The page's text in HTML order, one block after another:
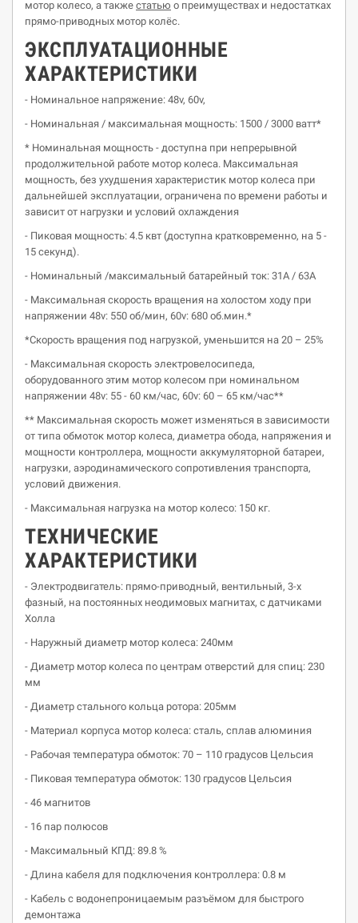
мотор колесо, а также статью о преимуществах и недостатках
прямо-приводных мотор колёс.
ЭКСПЛУАТАЦИОННЫЕ
ХАРАКТЕРИСТИКИ
- Номинальное напряжение: 48v, 60v,
- Номинальная / максимальная мощность: 1500 / 3000 ватт*
* Номинальная мощность - доступна при непрерывной
продолжительной работе мотор колеса. Максимальная
мощность, без ухудшения характеристик мотор колеса при
дальнейшей эксплуатации, ограничена по времени работы и
зависит от нагрузки и условий охлаждения
- Пиковая мощность: 4.5 квт (доступна кратковременно, на 5 -
15 секунд).
- Номинальный /максимальный батарейный ток: 31А / 63А
- Максимальная скорость вращения на холостом ходу при
напряжении 48v: 550 об/мин, 60v: 680 об.мин.*
*Скорость вращения под нагрузкой, уменьшится на 20 – 25%
- Максимальная скорость электровелосипеда,
оборудованного этим мотор колесом при номинальном
напряжении 48v: 55 - 60 км/час, 60v: 60 – 65 км/час**
** Максимальная скорость может изменяться в зависимости
от типа обмоток мотор колеса, диаметра обода, напряжения и
мощности контроллера, мощности аккумуляторной батареи,
нагрузки, аэродинамического сопротивления транспорта,
условий движения.
- Максимальная нагрузка на мотор колесо: 150 кг.
ТЕХНИЧЕСКИЕ
ХАРАКТЕРИСТИКИ
- Электродвигатель: прямо-приводный, вентильный, 3-х
фазный, на постоянных неодимовых магнитах, с датчиками
Холла
- Наружный диаметр мотор колеса: 240мм
- Диаметр мотор колеса по центрам отверстий для спиц: 230
мм
- Диаметр стального кольца ротора: 205мм
- Материал корпуса мотор колеса: сталь, сплав алюминия
- Рабочая температура обмоток: 70 – 110 градусов Цельсия
- Пиковая температура обмоток: 130 градусов Цельсия
- 46 магнитов
- 16 пар полюсов
- Максимальный КПД: 89.8 %
- Длина кабеля для подключения контроллера: 0.8 м
- Кабель с водонепроницаемым разъёмом для быстрого
демонтажа